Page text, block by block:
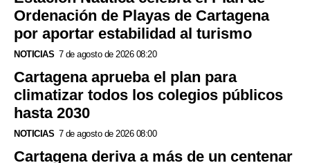
Ordenación de Playas de Cartagena
por aportar estabilidad al turismo
NOTICIAS 7 de agosto de 2026 08:20
Cartagena aprueba el plan para
climatizar todos los colegios públicos
hasta 2030
NOTICIAS 7 de agosto de 2026 08:00
Cartagena deriva a más de un centenar